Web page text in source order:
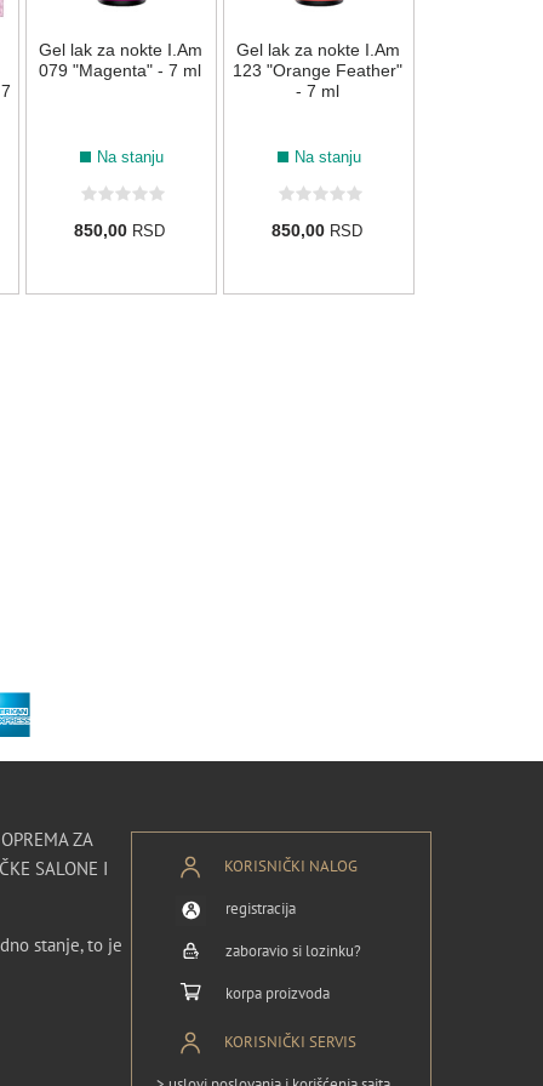
Gel lak za nokte I.Am
079 "Magenta" - 7 ml
Na stanju
850,00 RSD
Gel lak za nokte I.Am
123 "Orange Feather"
- 7 ml
Na stanju
850,00 RSD
ZA
SALONE I
stanje, to je
KORISNIČKI NALOG
registracija
zaboravio si lozinku?
korpa proizvoda
KORISNIČKI SERVIS